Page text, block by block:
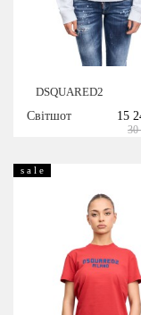
DSQUARED2
Світшот
15
30
s a l e